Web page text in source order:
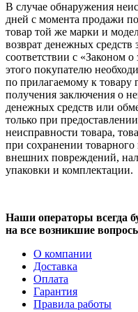
В случае обнаружения
дней с момента продажи
товар той же марки и
возврат денежных
соответствии с «Законом
этого покупателю
по прилагаемому к товару
получения заключения о
денежных средств или
только при
неисправности товара,
при сохранении
внешних повреждений,
упаковки и комплектации.
Наши операторы всегда
на все возникшие
О компании
Доставка
Оплата
Гарантия
Правила работы